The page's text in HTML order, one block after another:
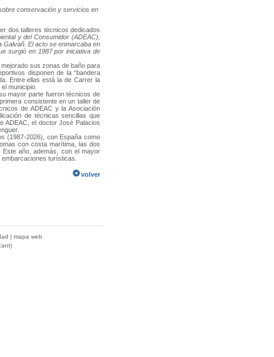
conservación y servicios en
dos talleres técnicos dedicados
y del Consumidor (ADEAC),
Galvañ. El acto se enmarcaba en
surgió en 1987 por iniciativa de
sus zonas de baño para
disponen de la “bandera
Entre ellas está la de Carrer la
municipio.
mayor parte fueron técnicos de
consistente en un taller de
de ADEAC y la Asociación
de técnicas sencillas que
ADEAC, el doctor José Palacios
(1987-2026), con España como
con costa marítima, las dos
año, además, con el mayor
turísticas.
volver
mapa web